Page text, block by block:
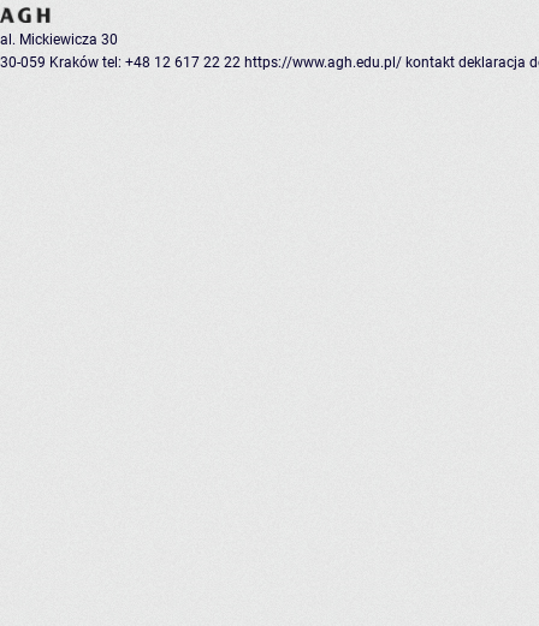
al. Mickiewicza 30
30-059 Kraków tel: +48 12 617 22 22 https://www.agh.edu.pl/ kontakt deklaracja